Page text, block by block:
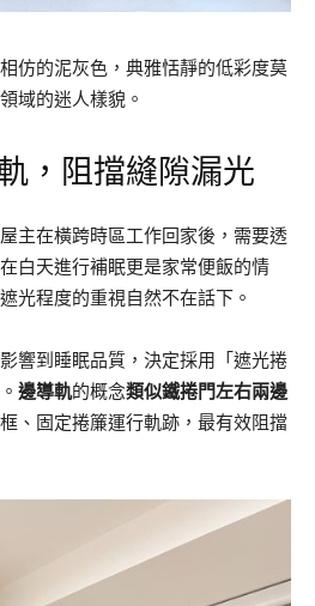
仿的泥灰色，典雅恬靜的低彩度莫
域的迷人樣貌。
，阻擋縫隙漏光
主在橫跨時區工作回家後，需要透
白天進行補眠更是家常便飯的情
光程度的重視自然不在話下。
響到睡眠品質，決定採用「遮光捲
邊導軌的概念類似鐵捲門左右兩邊
、固定捲簾運行軌跡，最有效阻擋